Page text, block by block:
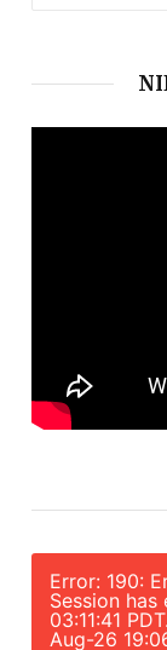
Error: 190:
Session
03:11:41
Aug-26